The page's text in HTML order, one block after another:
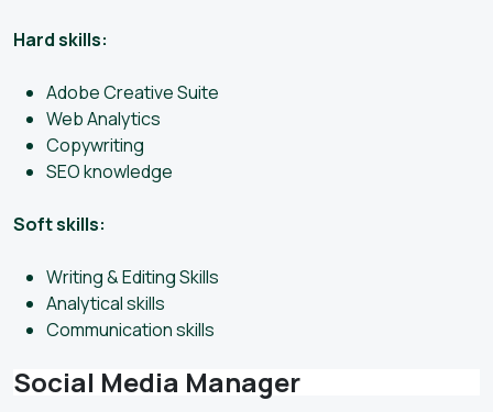
Hard skills:
Adobe Creative Suite
Web Analytics
Copywriting
SEO knowledge
Soft skills:
Writing & Editing Skills
Analytical skills
Communication skills
Social Media Manager